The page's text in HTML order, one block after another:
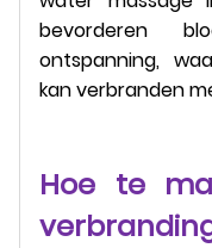
bevorderen
ontspanning,
kan verbranden
Hoe te